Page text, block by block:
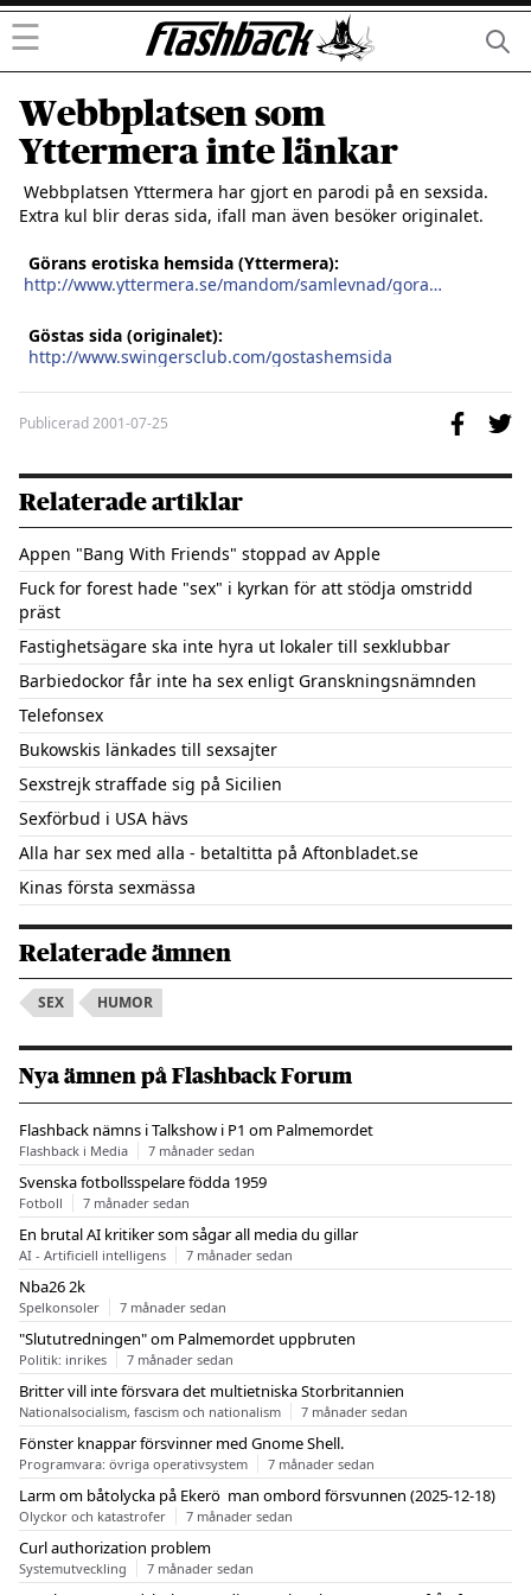
☰
Webbplatsen som
Yttermera inte länkar
Extra kul blir deras sida, ifall man även besöker originalet.
Görans erotiska hemsida (Yttermera):
http://www.yttermera.se/mandom/samlevnad/gorans_erotiska_hemsida
Göstas sida (originalet):
http://www.swingersclub.com/gostashemsida
Publicerad2001-07-25
Relaterade artiklar
Appen "Bang With Friends" stoppad av Apple
Fuck for forest hade "sex" i kyrkan för att stödja omstridd
präst
Fastighetsägare ska inte hyra ut lokaler till sexklubbar
Barbiedockor får inte ha sex enligt Granskningsnämnden
Telefonsex
Bukowskis länkades till sexsajter
Sexstrejk straffade sig på Sicilien
Sexförbud i USA hävs
Alla har sex med alla - betaltitta på Aftonbladet.se
Kinas första sexmässa
Relaterade ämnen
SEX HUMOR
Nya ämnen på Flashback Forum
Flashback nämns i Talkshow i P1 om Palmemordet
Flashback i Media 7 månader sedan
Svenska fotbollsspelare födda 1959
Fotboll 7 månader sedan
En brutal AI kritiker som sågar all media du gillar
AI - Artificiell intelligens 7 månader sedan
Nba26 2k
Spelkonsoler 7 månader sedan
"Slututredningen" om Palmemordet uppbruten
Politik: inrikes 7 månader sedan
Britter vill inte försvara det multietniska Storbritannien
Nationalsocialism, fascism och nationalism 7 månader sedan
Fönster knappar försvinner med Gnome Shell.
Programvara: övriga operativsystem 7 månader sedan
Larm om båtolycka på Ekerö  man ombord försvunnen (2025-12-18)
Olyckor och katastrofer 7 månader sedan
Curl authorization problem
Systemutveckling 7 månader sedan